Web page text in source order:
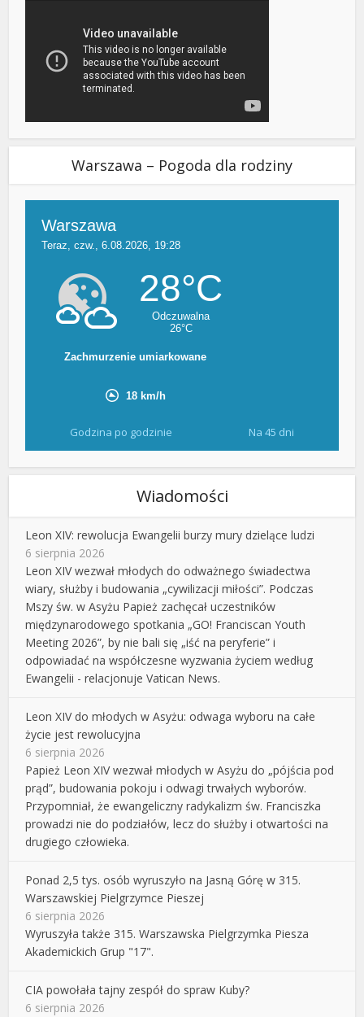
Warszawa – Pogoda dla rodziny
Godzina po godzinie Na 45 dni
Wiadomości
Leon XIV: rewolucja Ewangelii burzy mury dzielące ludzi
6 sierpnia 2026
Leon XIV wezwał młodych do odważnego świadectwa
wiary, służby i budowania „cywilizacji miłości”. Podczas
Mszy św. w Asyżu Papież zachęcał uczestników
międzynarodowego spotkania „GO! Franciscan Youth
Meeting 2026”, by nie bali się „iść na peryferie” i
odpowiadać na współczesne wyzwania życiem według
Ewangelii - relacjonuje Vatican News.
Leon XIV do młodych w Asyżu: odwaga wyboru na całe
życie jest rewolucyjna
6 sierpnia 2026
Papież Leon XIV wezwał młodych w Asyżu do „pójścia pod
prąd”, budowania pokoju i odwagi trwałych wyborów.
Przypomniał, że ewangeliczny radykalizm św. Franciszka
prowadzi nie do podziałów, lecz do służby i otwartości na
drugiego człowieka.
Ponad 2,5 tys. osób wyruszyło na Jasną Górę w 315.
Warszawskiej Pielgrzymce Pieszej
6 sierpnia 2026
Wyruszyła także 315. Warszawska Pielgrzymka Piesza
Akademickich Grup "17".
CIA powołała tajny zespół do spraw Kuby?
6 sierpnia 2026